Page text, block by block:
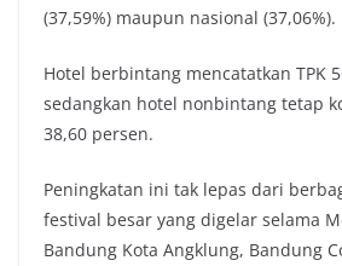
(37,59%) maupun nasional (37,06%).
Hotel berbintang mencatatkan TPK
sedangkan hotel nonbintang tetap
38,60 persen.
Peningkatan ini tak lepas dari
festival besar yang digelar selama
Bandung Kota Angklung, Bandung